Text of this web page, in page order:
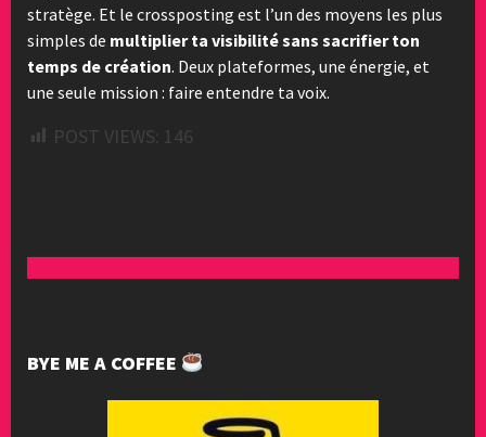
stratège. Et le crossposting est l’un des moyens les plus
simples de multiplier ta visibilité sans sacrifier ton
temps de création. Deux plateformes, une énergie, et
une seule mission : faire entendre ta voix.
POST VIEWS: 146
BYE ME A COFFEE